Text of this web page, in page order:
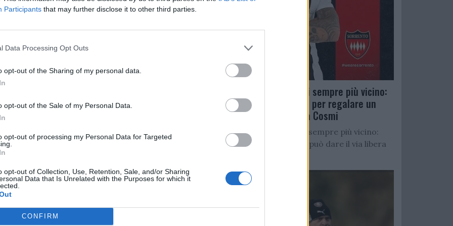
Participants that may further disclose it to other third parties.
Data Processing Opt Outs
opt-out of the Sharing of my personal data.
opt-out of the Sale of my Personal Data.
opt-out of processing my Personal Data for Targeted
opt-out of Collection, Use, Retention, Sale, and/or Sharing
Data that Is Unrelated with the Purposes for which it
CONFIRM
per un massimo di 6500 circa
abbonati si presenteranno
rivedere al ribasso.
Salernitana, D’Ursi sempre più vicino:
Faggiano accelera per regalare un
altro attaccante a Cosmi
Salernitana, D’Ursi sempre più vicino:
Starita al Sorrento può dare il via libera